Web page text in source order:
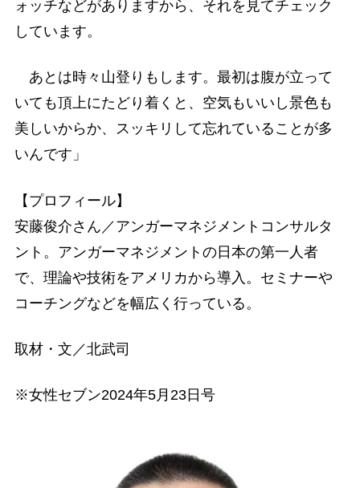
ォッチなどがありますから、それを見てチェック
しています。
あとは時々山登りもします。最初は腹が立って
いても頂上にたどり着くと、空気もいいし景色も
美しいからか、スッキリして忘れていることが多
いんです」
【プロフィール】
安藤俊介さん／アンガーマネジメントコンサルタ
ント。アンガーマネジメントの日本の第一人者
で、理論や技術をアメリカから導入。セミナーや
コーチングなどを幅広く行っている。
取材・文／北武司
※女性セブン2024年5月23日号